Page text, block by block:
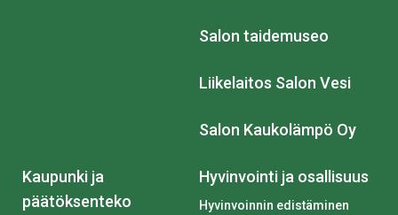
Salon taidemuseo
Liikelaitos Salon Vesi
Salon Kaukolämpö Oy
Kaupunki ja
päätöksenteko
Hyvinvointi ja osallisuus
Hyvinvoinnin edistäminen